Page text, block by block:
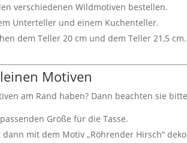
verschiedenen Wildmotiven bestellen.
Unterteller und einem Kuchenteller.
dem Teller 20 cm und dem Teller 21,5 cm.
Motiven
am Rand haben? Dann beachten sie
Größe für die Tasse.
mit dem Motiv „Röhrender Hirsch“